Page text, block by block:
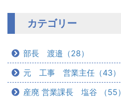
カテゴリー
部長 渡邉（28）
元 工事 営業主任（43）
産廃 営業課長 塩谷 （55）